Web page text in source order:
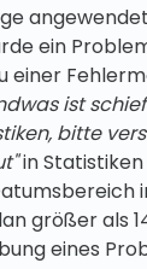
ein
einer
ist
bitte
in
größer als
eines